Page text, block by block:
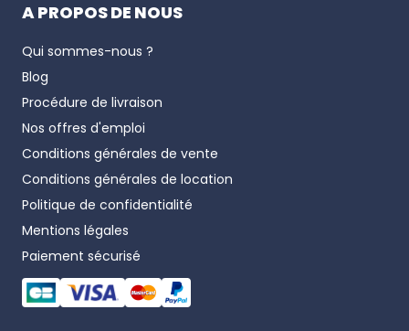
A PROPOS DE NOUS
Qui sommes-nous ?
Blog
Procédure de livraison
Nos offres d'emploi
Conditions générales de vente
Conditions générales de location
Politique de confidentialité
Mentions légales
Paiement sécurisé